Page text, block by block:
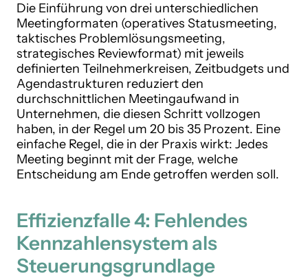
Die Einführung von drei unterschiedlichen
Meetingformaten (operatives Statusmeeting,
taktisches Problemlösungsmeeting,
strategisches Reviewformat) mit jeweils
definierten Teilnehmerkreisen, Zeitbudgets und
Agendastrukturen reduziert den
durchschnittlichen Meetingaufwand in
Unternehmen, die diesen Schritt vollzogen
haben, in der Regel um 20 bis 35 Prozent. Eine
einfache Regel, die in der Praxis wirkt: Jedes
Meeting beginnt mit der Frage, welche
Entscheidung am Ende getroffen werden soll.
Effizienzfalle 4: Fehlendes
Kennzahlensystem als
Steuerungsgrundlage